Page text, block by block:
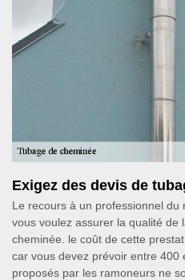
Exigez des devis de
Le recours à un professionnel
vous voulez assurer la qualité de
cheminée. le coût de cette
car vous devez prévoir entre 400
proposés par les ramoneurs ne